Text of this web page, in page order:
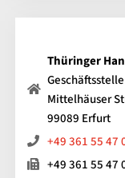
Thüringer
Mittelhäuser
99089 Erfurt
+49 361 55 47
+49 361 55 47